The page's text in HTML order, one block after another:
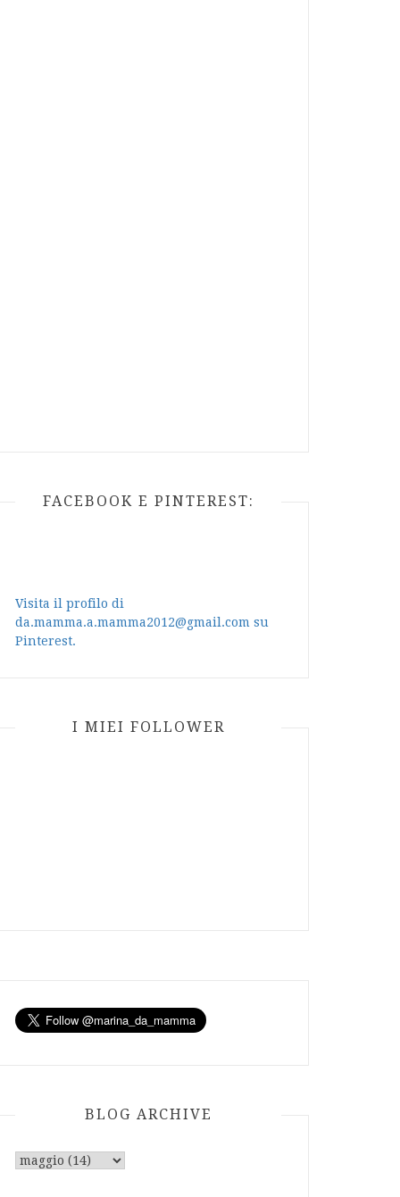
FACEBOOK E PINTEREST:
Visita il profilo di
da.mamma.a.mamma2012@gmail.com su
Pinterest.
I MIEI FOLLOWER
BLOG ARCHIVE